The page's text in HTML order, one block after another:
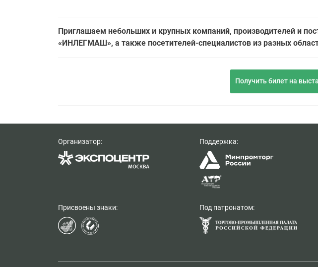
Приглашаем небольших и крупных компаний, производителей и
«ИНЛЕГМАШ», а также посетителей-специалистов из разных
Получить билет на
Организатор:
Присвоены знаки:
Поддержка:
Под патронатом: